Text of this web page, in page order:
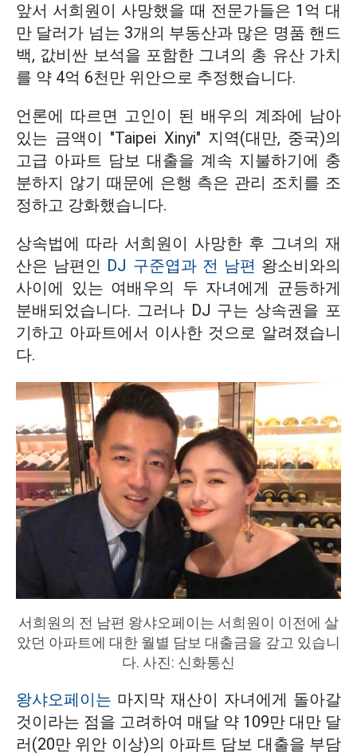
앞서 서희원이 사망했을 때 전문가들은 1억 대
만 달러가 넘는 3개의 부동산과 많은 명품 핸드
백, 값비싼 보석을 포함한 그녀의 총 유산 가치
를 약 4억 6천만 위안으로 추정했습니다.
언론에 따르면 고인이 된 배우의 계좌에 남아
있는 금액이 "Taipei Xinyi" 지역(대만, 중국)의
고급 아파트 담보 대출을 계속 지불하기에 충
분하지 않기 때문에 은행 측은 관리 조치를 조
정하고 강화했습니다.
상속법에 따라 서희원이 사망한 후 그녀의 재
산은 남편인 DJ 구준엽과 전 남편 왕소비와의
사이에 있는 여배우의 두 자녀에게 균등하게
분배되었습니다. 그러나 DJ 구는 상속권을 포
기하고 아파트에서 이사한 것으로 알려졌습니
다.
서희원의 전 남편 왕샤오페이는 서희원이 이전에 살
았던 아파트에 대한 월별 담보 대출금을 갚고 있습니
다. 사진: 신화통신
왕샤오페이는 마지막 재산이 자녀에게 돌아갈
것이라는 점을 고려하여 매달 약 109만 대만 달
러(20만 위안 이상)의 아파트 담보 대출을 부담